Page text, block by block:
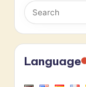
Language